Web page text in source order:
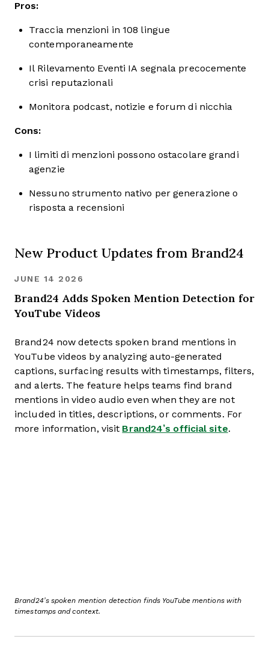
Pros:
Traccia menzioni in 108 lingue
contemporaneamente
Il Rilevamento Eventi IA segnala precocemente
crisi reputazionali
Monitora podcast, notizie e forum di nicchia
Cons:
I limiti di menzioni possono ostacolare grandi
agenzie
Nessuno strumento nativo per generazione o
risposta a recensioni
New Product Updates from Brand24
Brand24’s spoken mention detection finds YouTube mentions with
timestamps and context.
JUNE 14 2026
Brand24 Adds Spoken Mention Detection for
YouTube Videos
Brand24 now detects spoken brand mentions in
YouTube videos by analyzing auto-generated
captions, surfacing results with timestamps, filters,
and alerts. The feature helps teams find brand
mentions in video audio even when they are not
included in titles, descriptions, or comments. For
more information, visit Brand24’s official site.